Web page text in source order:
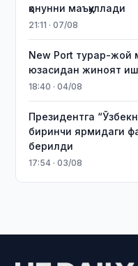
қонунни маъқуллади
21:11 · 07/08
New Port турар-жой
юзасидан жиноят
18:40 · 04/08
Президентга
биринчи ярмидаги
берилди
17:54 · 03/08